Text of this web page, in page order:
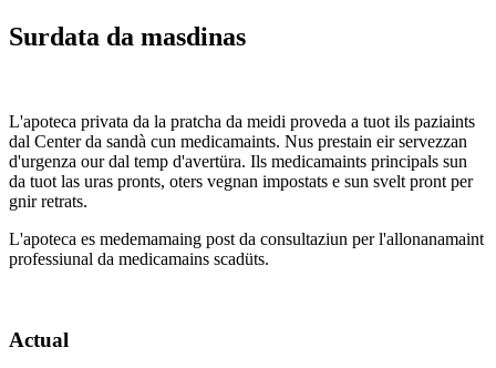
Surdata da masdinas
L'apoteca privata da la pratcha da meidi proveda a tuot ils paziaints
dal Center da sandà cun medicamaints. Nus prestain eir servezzan
d'urgenza our dal temp d'avertüra. Ils medicamaints principals sun
da tuot las uras pronts, oters vegnan impostats e sun svelt pront per
gnir retrats.
L'apoteca es medemamaing post da consultaziun per l'allonanamaint
professiunal da medicamains scadüts.
Actual